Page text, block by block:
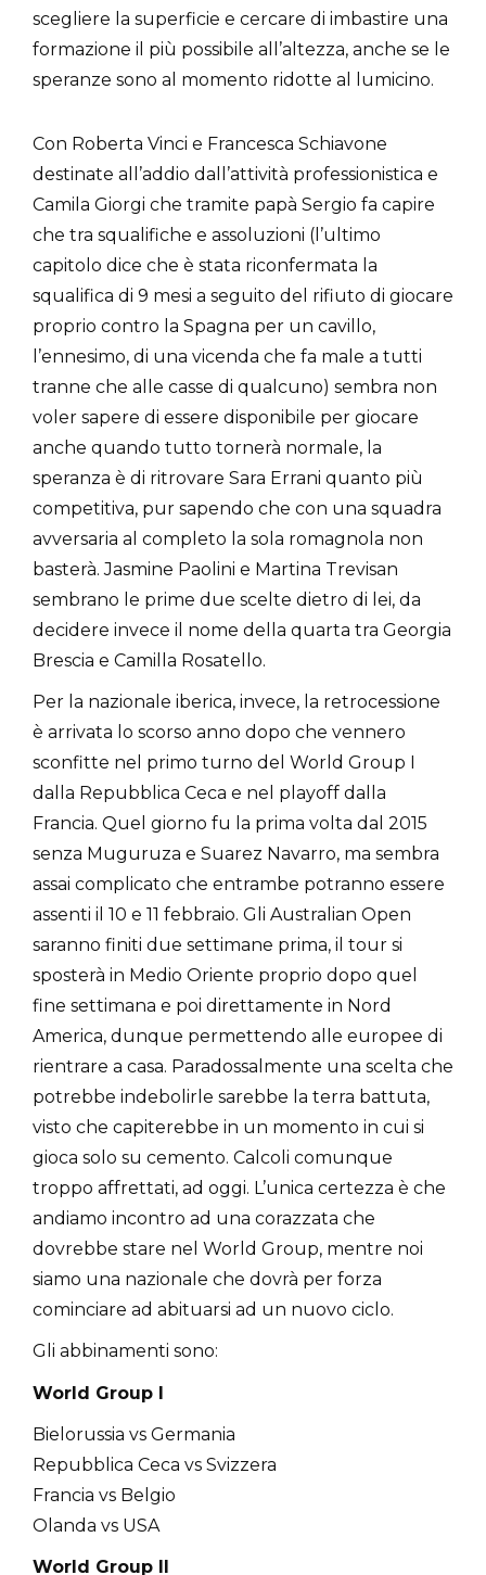
scegliere la superficie e cercare di imbastire una
formazione il più possibile all’altezza, anche se le
speranze sono al momento ridotte al lumicino.
Con Roberta Vinci e Francesca Schiavone
destinate all’addio dall’attività professionistica e
Camila Giorgi che tramite papà Sergio fa capire
che tra squalifiche e assoluzioni (l’ultimo
capitolo dice che è stata riconfermata la
squalifica di 9 mesi a seguito del rifiuto di giocare
proprio contro la Spagna per un cavillo,
l’ennesimo, di una vicenda che fa male a tutti
tranne che alle casse di qualcuno) sembra non
voler sapere di essere disponibile per giocare
anche quando tutto tornerà normale, la
speranza è di ritrovare Sara Errani quanto più
competitiva, pur sapendo che con una squadra
avversaria al completo la sola romagnola non
basterà. Jasmine Paolini e Martina Trevisan
sembrano le prime due scelte dietro di lei, da
decidere invece il nome della quarta tra Georgia
Brescia e Camilla Rosatello.
Per la nazionale iberica, invece, la retrocessione
è arrivata lo scorso anno dopo che vennero
sconfitte nel primo turno del World Group I
dalla Repubblica Ceca e nel playoff dalla
Francia. Quel giorno fu la prima volta dal 2015
senza Muguruza e Suarez Navarro, ma sembra
assai complicato che entrambe potranno essere
assenti il 10 e 11 febbraio. Gli Australian Open
saranno finiti due settimane prima, il tour si
sposterà in Medio Oriente proprio dopo quel
fine settimana e poi direttamente in Nord
America, dunque permettendo alle europee di
rientrare a casa. Paradossalmente una scelta che
potrebbe indebolirle sarebbe la terra battuta,
visto che capiterebbe in un momento in cui si
gioca solo su cemento. Calcoli comunque
troppo affrettati, ad oggi. L’unica certezza è che
andiamo incontro ad una corazzata che
dovrebbe stare nel World Group, mentre noi
siamo una nazionale che dovrà per forza
cominciare ad abituarsi ad un nuovo ciclo.
Gli abbinamenti sono:
World Group I
Bielorussia vs Germania
Repubblica Ceca vs Svizzera
Francia vs Belgio
Olanda vs USA
World Group II